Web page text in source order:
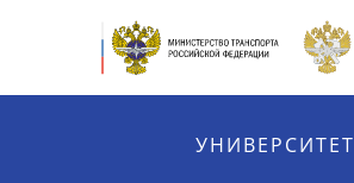
УНИВЕРСИТЕТ